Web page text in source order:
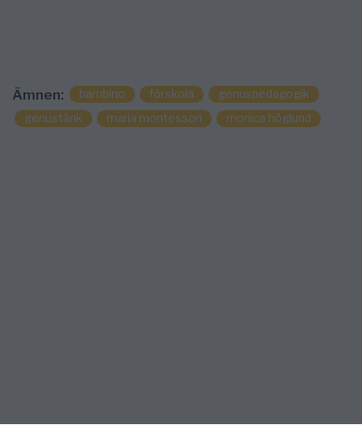
Ämnen: bambino förskola
genuspedagogik
genustänk
maria montessori monica höglund